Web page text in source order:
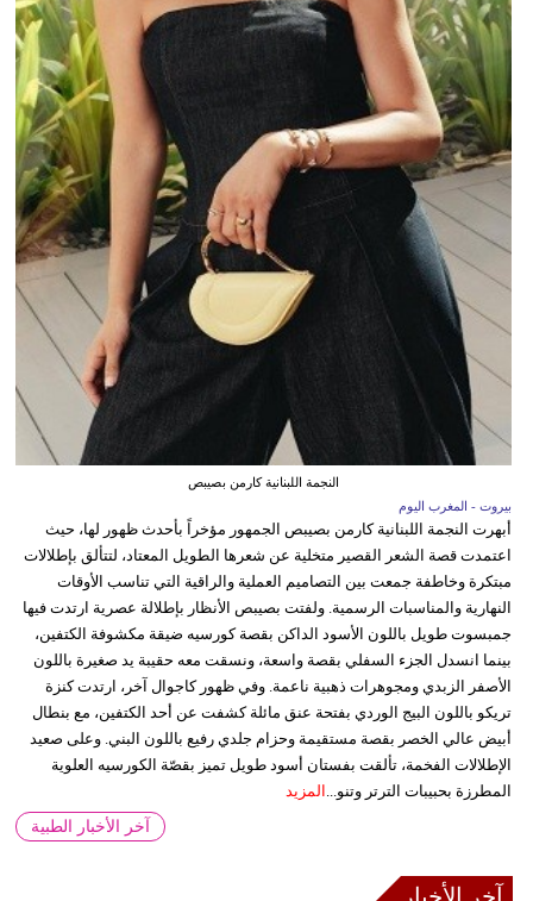
النجمة اللبنانية كارمن بصيبص
بيروت - المغرب اليوم
أبهرت النجمة اللبنانية كارمن بصيبص الجمهور مؤخراً بأحدث ظهور لها، حيث
اعتمدت قصة الشعر القصير متخلية عن شعرها الطويل المعتاد، لتتألق بإطلالات
مبتكرة وخاطفة جمعت بين التصاميم العملية والراقية التي تناسب الأوقات
النهارية والمناسبات الرسمية. ولفتت بصيبص الأنظار بإطلالة عصرية ارتدت فيها
جمبسوت طويل باللون الأسود الداكن بقصة كورسيه ضيقة مكشوفة الكتفين،
بينما انسدل الجزء السفلي بقصة واسعة، ونسقت معه حقيبة يد صغيرة باللون
الأصفر الزبدي ومجوهرات ذهبية ناعمة. وفي ظهور كاجوال آخر، ارتدت كنزة
تريكو باللون البيج الوردي بفتحة عنق مائلة كشفت عن أحد الكتفين، مع بنطال
أبيض عالي الخصر بقصة مستقيمة وحزام جلدي رفيع باللون البني. وعلى صعيد
الإطلالات الفخمة، تألقت بفستان أسود طويل تميز بقصّة الكورسيه العلوية
المطرزة بحبيبات الترتر وتنو... المزيد
آخر الأخبار الطبية